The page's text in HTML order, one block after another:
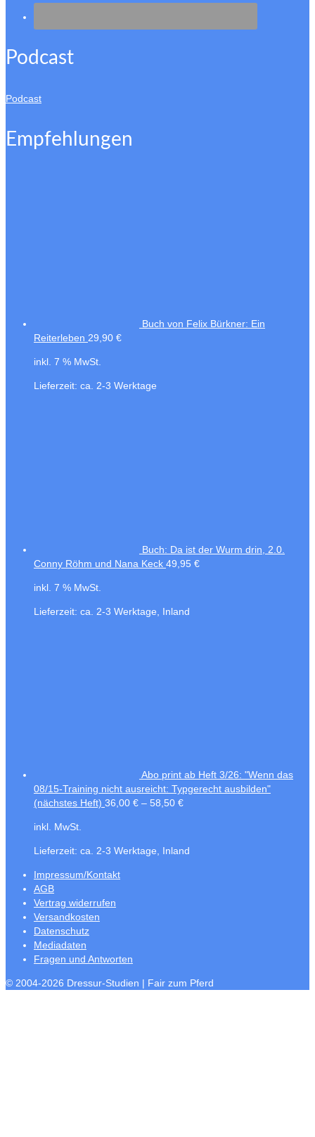
Podcast
Podcast
Empfehlungen
Buch von Felix Bürkner: Ein
Reiterleben 29,90 €
inkl. 7 % MwSt.
Lieferzeit: ca. 2-3 Werktage
Buch: Da ist der Wurm drin, 2.0.
Conny Röhm und Nana Keck 49,95 €
inkl. 7 % MwSt.
Lieferzeit: ca. 2-3 Werktage, Inland
Abo print ab Heft 3/26: "Wenn das
08/15-Training nicht ausreicht: Typgerecht ausbilden"
(nächstes Heft) 36,00 € – 58,50 €
inkl. MwSt.
Lieferzeit: ca. 2-3 Werktage, Inland
Impressum/Kontakt
AGB
Vertrag widerrufen
Versandkosten
Datenschutz
Mediadaten
Fragen und Antworten
© 2004-2026 Dressur-Studien | Fair zum Pferd